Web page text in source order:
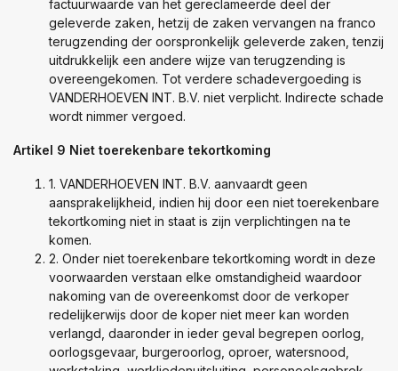
factuurwaarde van het gereclameerde deel der
geleverde zaken, hetzij de zaken vervangen na franco
terugzending der oorspronkelijk geleverde zaken, tenzij
uitdrukkelijk een andere wijze van terugzending is
overeengekomen. Tot verdere schadevergoeding is
VANDERHOEVEN INT. B.V. niet verplicht. Indirecte schade
wordt nimmer vergoed.
Artikel 9 Niet toerekenbare tekortkoming
1. VANDERHOEVEN INT. B.V. aanvaardt geen
aansprakelijkheid, indien hij door een niet toerekenbare
tekortkoming niet in staat is zijn verplichtingen na te
komen.
2. Onder niet toerekenbare tekortkoming wordt in deze
voorwaarden verstaan elke omstandigheid waardoor
nakoming van de overeenkomst door de verkoper
redelijkerwijs door de koper niet meer kan worden
verlangd, daaronder in ieder geval begrepen oorlog,
oorlogsgevaar, burgeroorlog, oproer, watersnood,